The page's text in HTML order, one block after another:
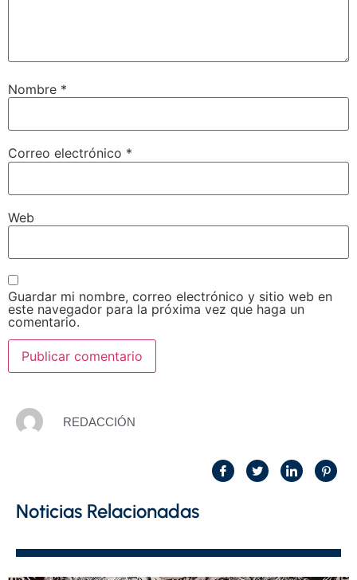
Nombre *
Correo electrónico *
Web
Guardar mi nombre, correo electrónico y sitio web en
este navegador para la próxima vez que haga un
comentario.
REDACCIÓN
Noticias Relacionadas